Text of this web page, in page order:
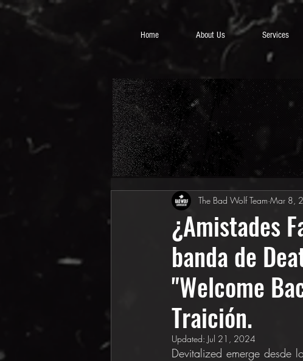
Home About Us Services
¿Amistades
banda de
"Welcome
Traición.
The Bad Wolf Team Mar 8,
Updated: Jul 21, 2024
Devitalized emerge desde